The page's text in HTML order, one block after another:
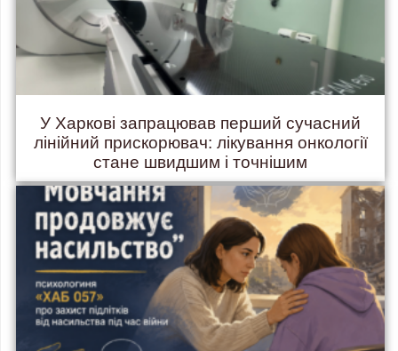
У Харкові запрацював перший сучасний
лінійний прискорювач: лікування онкології
стане швидшим і точнішим